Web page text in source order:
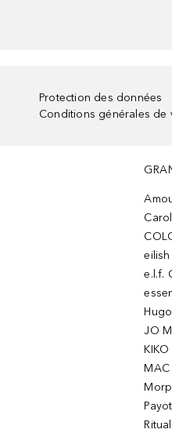
Protection des données
Conditions générales
eilish
e.l.f.
JO
MAC
Payot